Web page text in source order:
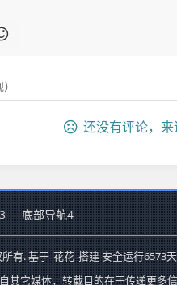
还没有评论，来
底部导航4
有. 基于 花花 搭建 安全运行6573天
其它媒体，转载目的在于传递更